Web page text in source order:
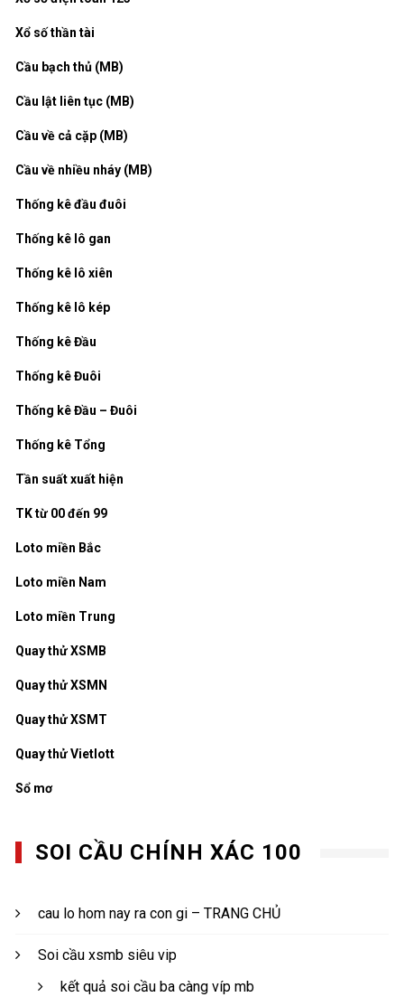
Xổ số thần tài
Cầu bạch thủ (MB)
Cầu lật liên tục (MB)
Cầu về cả cặp (MB)
Cầu về nhiều nháy (MB)
Thống kê đầu đuôi
Thống kê lô gan
Thống kê lô xiên
Thống kê lô kép
Thống kê Đầu
Thống kê Đuôi
Thống kê Đầu – Đuôi
Thống kê Tổng
Tần suất xuất hiện
TK từ 00 đến 99
Loto miền Bắc
Loto miền Nam
Loto miền Trung
Quay thử XSMB
Quay thử XSMN
Quay thử XSMT
Quay thử Vietlott
Sổ mơ
SOI CẦU CHÍNH XÁC 100
cau lo hom nay ra con gi – TRANG CHỦ
Soi cầu xsmb siêu vip
kết quả soi cầu ba càng víp mb